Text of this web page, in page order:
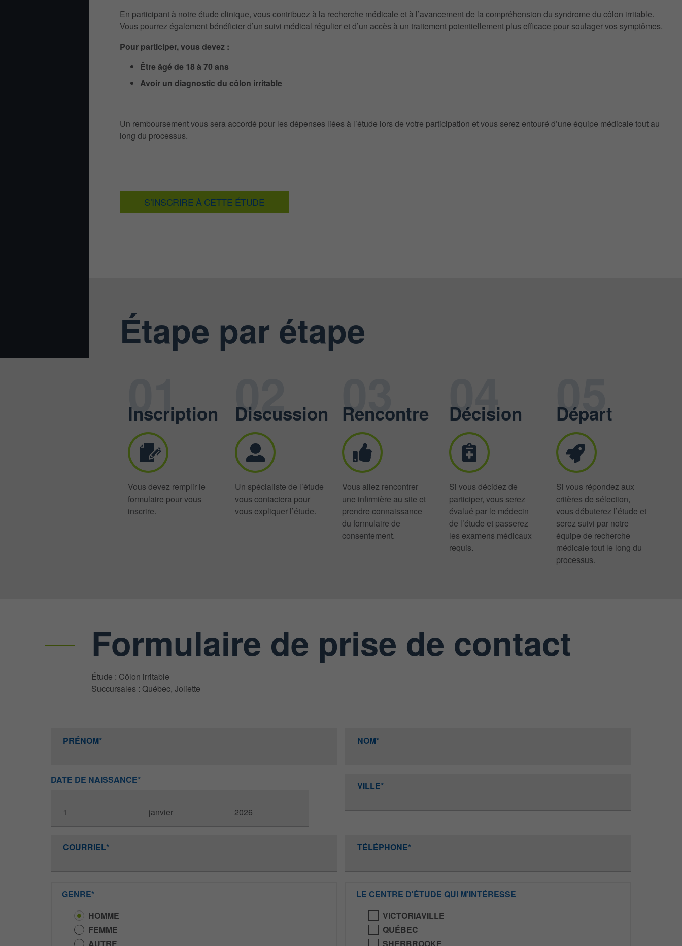
En participant à notre étude clinique, vous contribuez à la recherche médicale et à l’avancement de la compréhension du syndrome du côlon irritable.
Vous pourrez également bénéficier d’un suivi médical régulier et d’un accès à un traitement potentiellement plus efficace pour soulager vos symptômes.
Pour participer, vous devez :
Être âgé de 18 à 70 ans
Avoir un diagnostic du côlon irritable
Un remboursement vous sera accordé pour les dépenses liées à l’étude lors de votre participation et vous serez entouré d’une équipe médicale tout au
long du processus.
S’INSCRIRE À CETTE ÉTUDE
Étape par étape
01
Inscription
Vous devez remplir le
formulaire pour vous
inscrire.
02
Discussion
Un spécialiste de l’étude
vous contactera pour
vous expliquer l’étude.
03
Rencontre
Vous allez rencontrer
une infirmière au site et
prendre connaissance
du formulaire de
consentement.
04
Décision
Si vous décidez de
participer, vous serez
évalué par le médecin
de l’étude et passerez
les examens médicaux
requis.
05
Départ
Si vous répondez aux
critères de sélection,
vous débuterez l’étude et
serez suivi par notre
équipe de recherche
médicale tout le long du
processus.
Formulaire de prise de contact
Étude : Côlon irritable
Succursales : Québec, Joliette
PRÉNOM* NOM*
DATE DE NAISSANCE*
VILLE*
COURRIEL* TÉLÉPHONE*
GENRE*
HOMME
FEMME
LE CENTRE D'ÉTUDE QUI M'INTÉRESSE
VICTORIAVILLE
QUÉBEC